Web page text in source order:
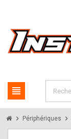
view_headline
chevron_right Périphériques chevron_right